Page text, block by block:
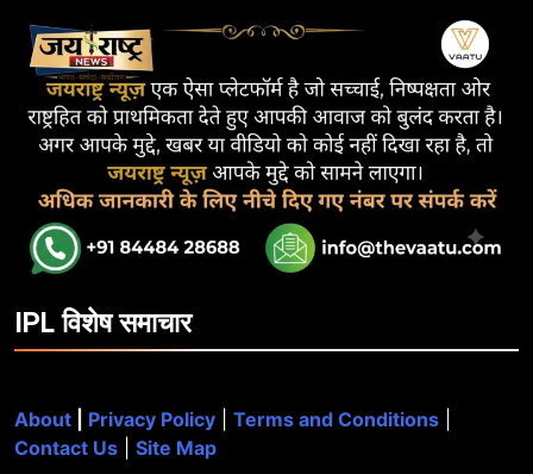
IPL विशेष समाचार
About Privacy Policy Terms and Conditions
Contact Us
Site Map